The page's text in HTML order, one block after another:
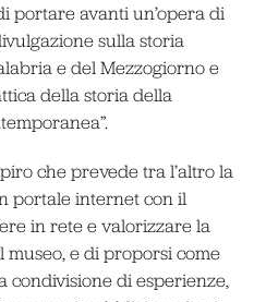
portare avanti un’opera di
sulla storia
e del Mezzogiorno e
della storia della
che prevede tra l’altro la
portale internet con il
in rete e valorizzare la
e di proporsi come
condivisione di esperienze,